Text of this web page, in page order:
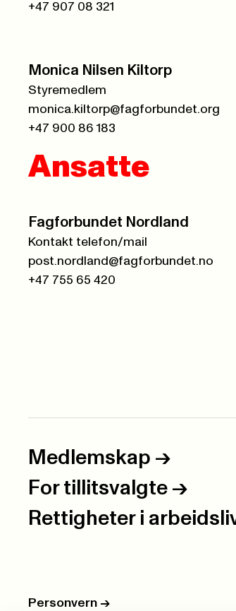
+47 907 08 321
Monica Nilsen Kiltorp
Styremedlem
monica.kiltorp@fagforbundet.org
+47 900 86 183
Ansatte
Fagforbundet Nordland
Kontakt telefon/mail
post.nordland@fagforbundet.no
+47 755 65 420
Medlemskap ->
For tillitsvalgte ->
Rettigheter i
Personvern ->